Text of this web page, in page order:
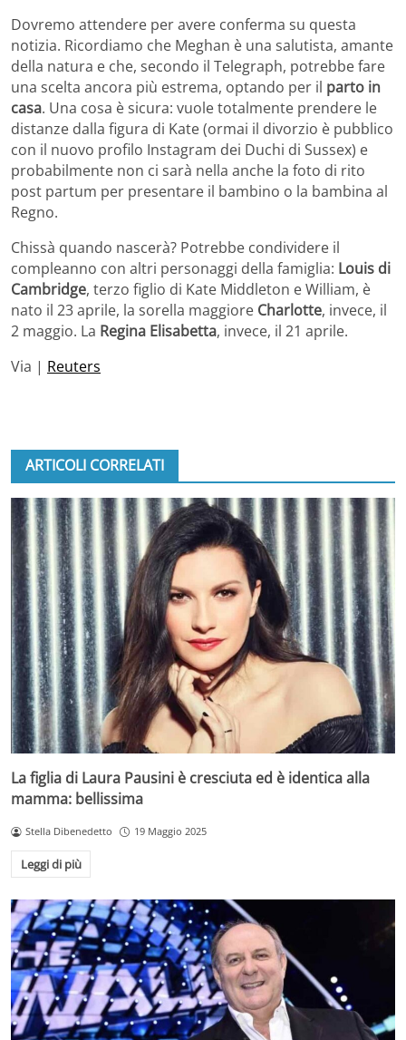
Dovremo attendere per avere conferma su questa
notizia. Ricordiamo che Meghan è una salutista, amante
della natura e che, secondo il Telegraph, potrebbe fare
una scelta ancora più estrema, optando per il parto in
casa. Una cosa è sicura: vuole totalmente prendere le
distanze dalla figura di Kate (ormai il divorzio è pubblico
con il nuovo profilo Instagram dei Duchi di Sussex) e
probabilmente non ci sarà nella anche la foto di rito
post partum per presentare il bambino o la bambina al
Regno.
Chissà quando nascerà? Potrebbe condividere il
compleanno con altri personaggi della famiglia: Louis di
Cambridge, terzo figlio di Kate Middleton e William, è
nato il 23 aprile, la sorella maggiore Charlotte, invece, il
2 maggio. La Regina Elisabetta, invece, il 21 aprile.
Via | Reuters
ARTICOLI CORRELATI
La figlia di Laura Pausini è cresciuta ed è identica alla
mamma: bellissima
Stella Dibenedetto 19 Maggio 2025
Leggi di più